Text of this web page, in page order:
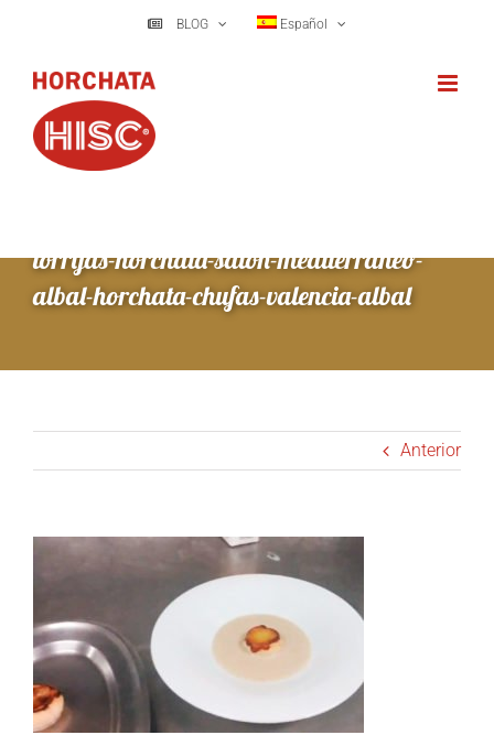
BLOG Español
torrijas-horchata-salon-mediterraneo-
albal-horchata-chufas-valencia-albal
Anterior